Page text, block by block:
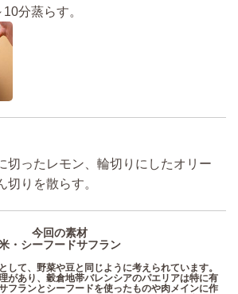
分蒸らす。
切ったレモン、輪切りにしたオリー
切りを散らす。
今回の素材
・シーフードサフラン
して、野菜や豆と同じように考えられています。
があり、穀倉地帯バレンシアのパエリアは特に有
フランとシーフードを使ったものや肉メインに作